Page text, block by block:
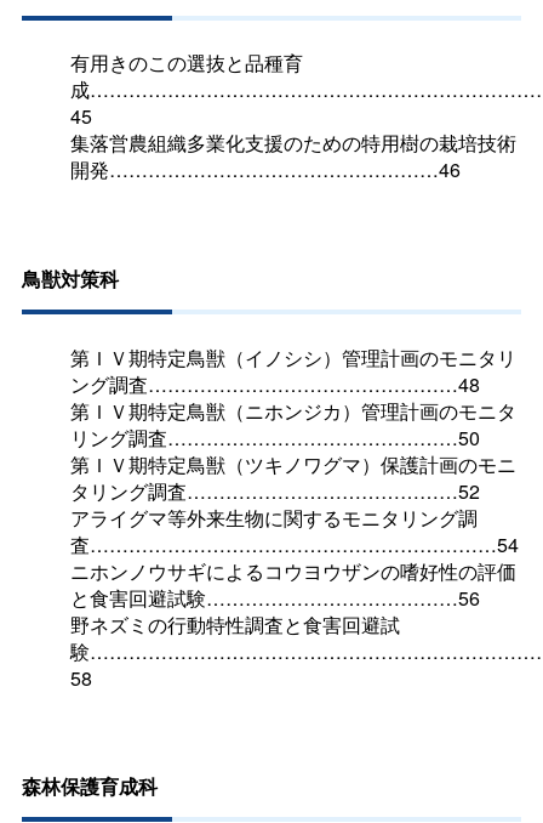
有用きのこの選抜と品種育
成
45
集落営農組織多業化支援のための特用樹の栽培技術
開発……………………………………………46
鳥獣対策科
第ＩＶ期特定鳥獣（イノシシ）管理計画のモニタリ
ング調査…………………………………………48
第ＩＶ期特定鳥獣（ニホンジカ）管理計画のモニタ
リング調査………………………………………50
第ＩＶ期特定鳥獣（ツキノワグマ）保護計画のモニ
タリング調査……………………………………52
アライグマ等外来生物に関するモニタリング調
査………………………………………………………54
ニホンノウサギによるコウヨウザンの嗜好性の評価
と食害回避試験…………………………………56
野ネズミの行動特性調査と食害回避試
験
58
森林保護育成科